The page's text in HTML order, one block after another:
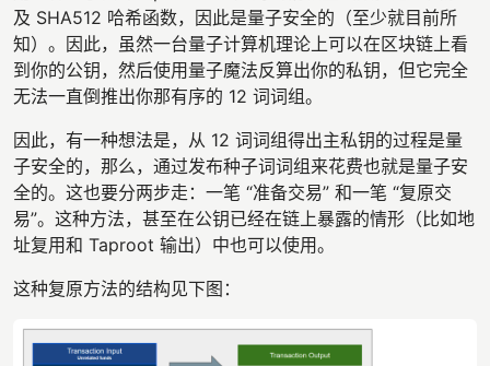
及 SHA512 哈希函数，因此是量子安全的（至少就目前所
知）。因此，虽然一台量子计算机理论上可以在区块链上看
到你的公钥，然后使用量子魔法反算出你的私钥，但它完全
无法一直倒推出你那有序的 12 词词组。
因此，有一种想法是，从 12 词词组得出主私钥的过程是量
子安全的，那么，通过发布种子词词组来花费也就是量子安
全的。这也要分两步走：一笔 “准备交易” 和一笔 “复原交
易”。这种方法，甚至在公钥已经在链上暴露的情形（比如地
址复用和 Taproot 输出）中也可以使用。
这种复原方法的结构见下图：